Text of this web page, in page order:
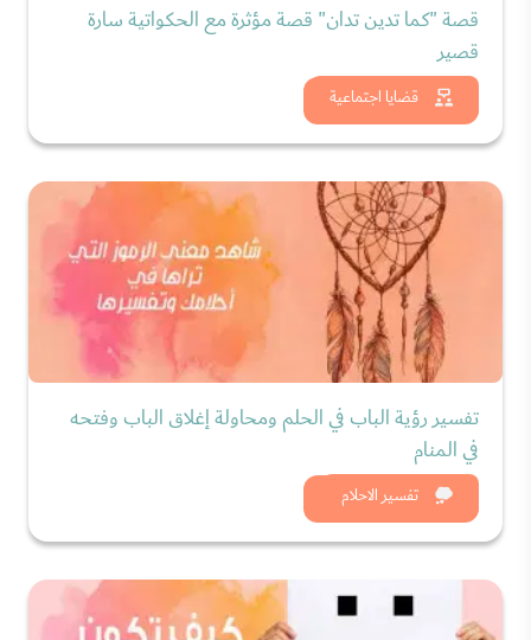
قضايا اجتماعية
قصة "كما تدين تدان" قصة مؤثرة مع الحكواتية سارة
قصير
شاهد الان
تفسير الاحلام
تفسير رؤية الباب في الحلم ومحاولة إغلاق الباب وفتحه
في المنام
شاهد الان